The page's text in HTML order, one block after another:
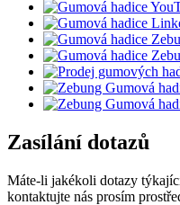
Zasílání dotazů
Máte-li jakékoli dotazy
kontaktujte nás prosím